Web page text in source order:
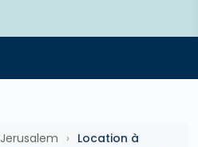
Jerusalem › Location à